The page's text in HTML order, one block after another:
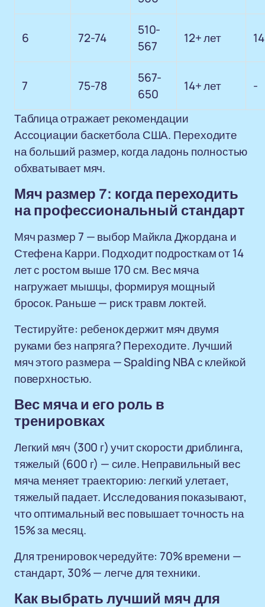
6 72-74
510-
567
12+ лет
7 75-78
567-
650
14+ лет -
Таблица отражает рекомендации
Ассоциации баскетбола США. Переходите
на больший размер, когда ладонь полностью
обхватывает мяч.
Мяч размер 7: когда переходить
на профессиональный стандарт
Мяч размер 7 — выбор Майкла Джордана и
Стефена Карри. Подходит подросткам от 14
лет с ростом выше 170 см. Вес мяча
нагружает мышцы, формируя мощный
бросок. Раньше — риск травм локтей.
Тестируйте: ребенок держит мяч двумя
руками без напряга? Переходите. Лучший
мяч этого размера — Spalding NBA с клейкой
поверхностью.
Вес мяча и его роль в
тренировках
Легкий мяч (300 г) учит скорости дриблинга,
тяжелый (600 г) — силе. Неправильный вес
мяча меняет траекторию: легкий улетает,
тяжелый падает. Исследования показывают,
что оптимальный вес повышает точность на
15% за месяц.
Для тренировок чередуйте: 70% времени —
стандарт, 30% — легче для техники.
Как выбрать лучший мяч для